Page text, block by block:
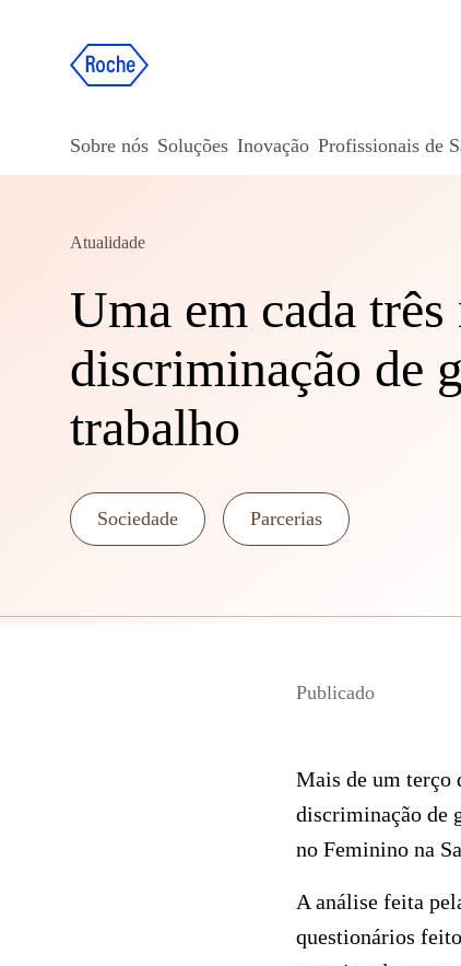
Sobre nós Soluções Inovação Profissionais de
Atualidade
Uma em cada
discriminação de
trabalho
Sociedade Parcerias
Publicado
Mais de um terço
discriminação de
no Feminino na
A análise feita
questionários